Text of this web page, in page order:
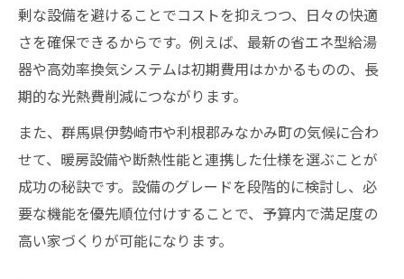
剰な設備を避けることでコストを抑えつつ、日々の快適
さを確保できるからです。例えば、最新の省エネ型給湯
器や高効率換気システムは初期費用はかかるものの、長
期的な光熱費削減につながります。
また、群馬県伊勢崎市や利根郡みなかみ町の気候に合わ
せて、暖房設備や断熱性能と連携した仕様を選ぶことが
成功の秘訣です。設備のグレードを段階的に検討し、必
要な機能を優先順位付けすることで、予算内で満足度の
高い家づくりが可能になります。